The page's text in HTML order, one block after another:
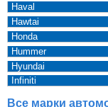
Haval
Hawtai
Honda
Hummer
Hyundai
Infiniti
Все марки